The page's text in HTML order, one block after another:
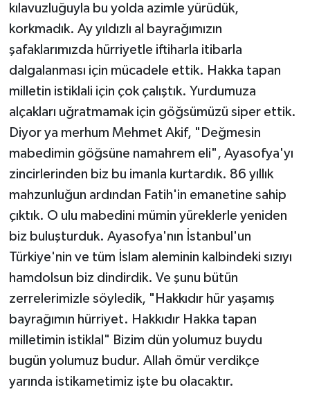
kılavuzluğuyla bu yolda azimle yürüdük,
korkmadık. Ay yıldızlı al bayrağımızın
şafaklarımızda hürriyetle iftiharla itibarla
dalgalanması için mücadele ettik. Hakka tapan
milletin istiklali için çok çalıştık. Yurdumuza
alçakları uğratmamak için göğsümüzü siper ettik.
Diyor ya merhum Mehmet Akif, "Değmesin
mabedimin göğsüne namahrem eli", Ayasofya'yı
zincirlerinden biz bu imanla kurtardık. 86 yıllık
mahzunluğun ardından Fatih'in emanetine sahip
çıktık. O ulu mabedini mümin yüreklerle yeniden
biz buluşturduk. Ayasofya'nın İstanbul'un
Türkiye'nin ve tüm İslam aleminin kalbindeki sızıyı
hamdolsun biz dindirdik. Ve şunu bütün
zerrelerimizle söyledik, "Hakkıdır hür yaşamış
bayrağımın hürriyet. Hakkıdır Hakka tapan
milletimin istiklal" Bizim dün yolumuz buydu
bugün yolumuz budur. Allah ömür verdikçe
yarında istikametimiz işte bu olacaktır.